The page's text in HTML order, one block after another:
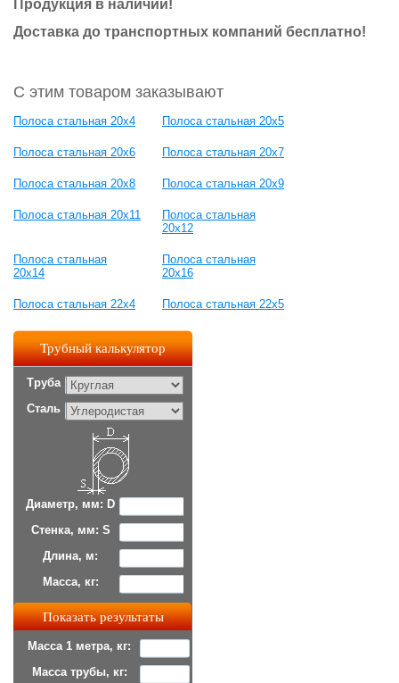
Продукция в наличии!
Доставка до транспортных компаний бесплатно!
С этим товаром заказывают
Полоса стальная 20х4 Полоса стальная 20х5
Полоса стальная 20х6 Полоса стальная 20х7
Полоса стальная 20х8 Полоса стальная 20х9
Полоса стальная 20х11
Полоса стальная
20х12
Полоса стальная
20х14
Полоса стальная
20х16
Полоса стальная 22x4 Полоса стальная 22x5
Трубный калькулятор
Труба
Сталь
Диаметр, мм: D
Стенка, мм: S
Длина, м:
Масса, кг:
Масса 1 метра, кг:
Масса трубы, кг: